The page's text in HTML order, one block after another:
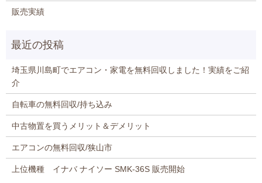
販売実績
埼玉県川島町でエアコン・家電を無料回収しました！実績をご紹
介
自転車の無料回収/持ち込み
中古物置を買うメリット＆デメリット
エアコンの無料回収/狭山市
上位機種 イナバ ナイソー SMK-36S 販売開始